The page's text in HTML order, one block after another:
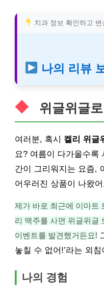
치과 정보 확인하고 변
나의 리뷰
위글위글
여러분, 혹시 켈리 위글
요? 여름이 다가올수록
간이 그리워지는 요즘,
어우러진 상품이 나왔
제가 바로 최근에 이마트
리 맥주를 사면 위글위글
이벤트를 발견했거든요!
놓칠 수 없어!’라는 외
나의 경험